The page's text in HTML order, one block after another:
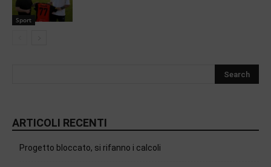
Sport
ARTICOLI RECENTI
Progetto bloccato, si rifanno i calcoli